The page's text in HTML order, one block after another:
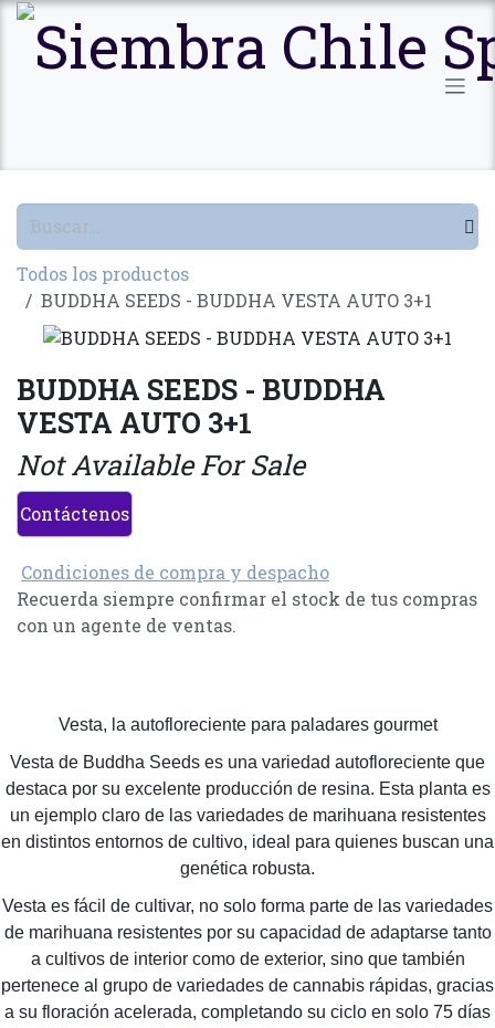
Ir al contenido
Todos los productos
BUDDHA SEEDS - BUDDHA VESTA AUTO 3+1
BUDDHA SEEDS - BUDDHA
VESTA AUTO 3+1
Not Available For Sale
Contáctenos
Condiciones de compra y despacho
Recuerda siempre confirmar el stock de tus compras
con un agente de ventas.
Vesta, la autofloreciente para paladares gourmet
Vesta de Buddha Seeds es una variedad autofloreciente que
destaca por su excelente producción de resina. Esta planta es
un ejemplo claro de las variedades de marihuana resistentes
en distintos entornos de cultivo, ideal para quienes buscan una
genética robusta.
Vesta es fácil de cultivar, no solo forma parte de las variedades
de marihuana resistentes por su capacidad de adaptarse tanto
a cultivos de interior como de exterior, sino que también
pertenece al grupo de variedades de cannabis rápidas, gracias
a su floración acelerada, completando su ciclo en solo 75 días